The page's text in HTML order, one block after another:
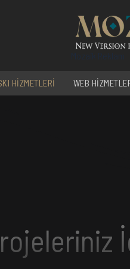
HİZMETLERİ WEB